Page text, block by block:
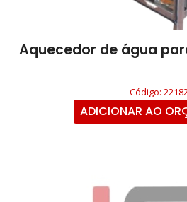
Aquecedor de água
Código:
ADICIONAR AO